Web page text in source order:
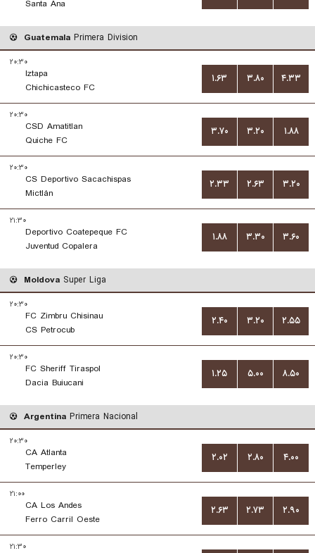
Santa Ana
Guatemala Primera Division
۲۰:۳۰
Iztapa
Chichicasteco FC
۱.۶۳ ۳.۸۰ ۴.۳۳
۲۰:۳۰
CSD Amatitlan
Quiche FC
۳.۷۰ ۳.۲۰ ۱.۸۸
۲۰:۳۰
CS Deportivo Sacachispas
Mictlán
۲.۳۳ ۲.۶۳ ۳.۲۰
۲۱:۳۰
Deportivo Coatepeque FC
Juventud Copalera
۱.۸۸ ۳.۳۰ ۳.۶۰
Moldova Super Liga
۲۰:۳۰
FC Zimbru Chisinau
CS Petrocub
۲.۴۰ ۳.۲۰ ۲.۵۵
۲۰:۳۰
FC Sheriff Tiraspol
Dacia Buiucani
۱.۲۵ ۵.۰۰ ۸.۵۰
Argentina Primera Nacional
۲۰:۳۰
CA Atlanta
Temperley
۲.۰۲ ۲.۸۰ ۴.۰۰
۲۱:۰۰
CA Los Andes
Ferro Carril Oeste
۲.۶۳ ۲.۷۳ ۲.۹۰
۲۱:۳۰